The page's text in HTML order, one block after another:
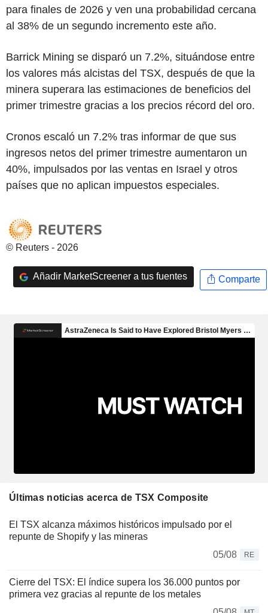
para finales de 2026 y ven una probabilidad cercana
al 38% de un segundo incremento este año.
Barrick Mining se disparó un 7.2%, situándose entre
los valores más alcistas del TSX, después de que la
minera superara las estimaciones de beneficios del
primer trimestre gracias a los precios récord del oro.
Cronos escaló un 7.2% tras informar de que sus
ingresos netos del primer trimestre aumentaron un
40%, impulsados por las ventas en Israel y otros
países que no aplican impuestos especiales.
© Reuters - 2026
Añadir MarketScreener a tus fuentes Comparte
Últimas noticias acerca de TSX Composite
El TSX alcanza máximos históricos impulsado por el
repunte de Shopify y las mineras
05/08
RE
Cierre del TSX: El índice supera los 36.000 puntos por
primera vez gracias al repunte de los metales